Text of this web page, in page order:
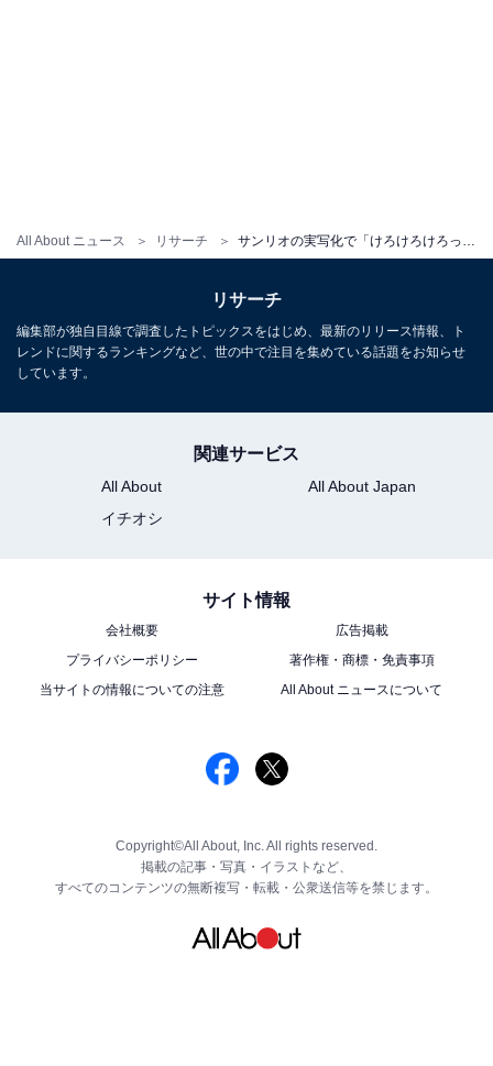
All About ニュース リサーチ
リサーチ
編集部が独自目線で調査したトピックスをはじめ、最新のリリース情報、ト
レンドに関するランキングなど、世の中で注目を集めている話題をお知らせ
しています。
関連サービス
All About
All About Japan
イチオシ
サイト情報
会社概要
広告掲載
プライバシーポリシー
著作権・商標・免責事項
当サイトの情報についての注意
All About ニュースについて
Copyright©All About, Inc. All rights reserved.
掲載の記事・写真・イラストなど、
すべてのコンテンツの無断複写・転載・公衆送信等を禁じます。